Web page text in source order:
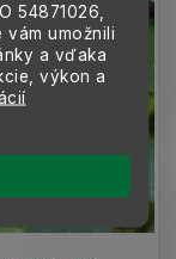
54871026,
umožnili
a vďaka
výkon a